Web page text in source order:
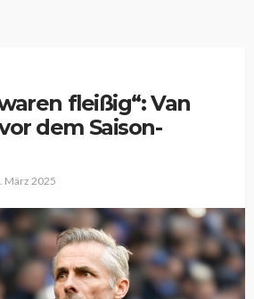
fleißig“: Van
dem Saison-
März 2025